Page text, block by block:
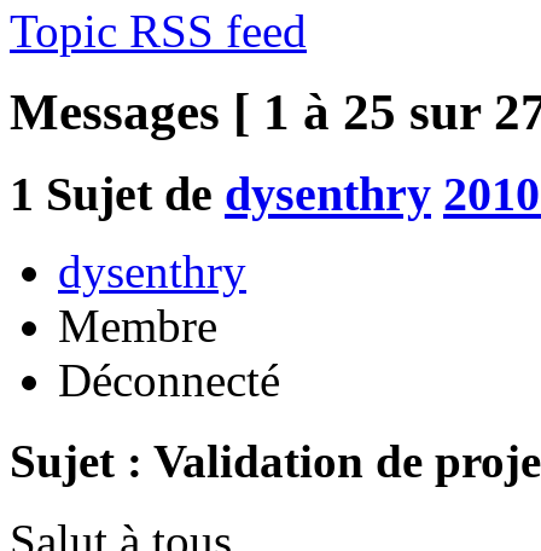
Topic RSS feed
Messages [ 1 à 25 sur
1 Sujet de dysenthry
dysenthry
Membre
Déconnecté
Sujet : Validation de